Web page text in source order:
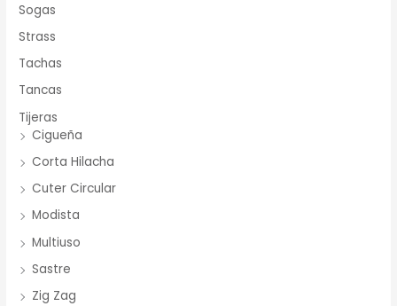
Sogas
Strass
Tachas
Tancas
Tijeras
Cigueña
Corta Hilacha
Cuter Circular
Modista
Multiuso
Sastre
Zig Zag